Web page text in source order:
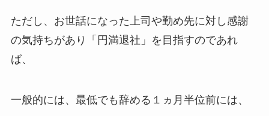
ただし、お世話になった上司や勤め先に対し感謝
の気持ちがあり「円満退社」を目指すのであれ
ば、
一般的には、最低でも辞める１ヵ月半位前には、